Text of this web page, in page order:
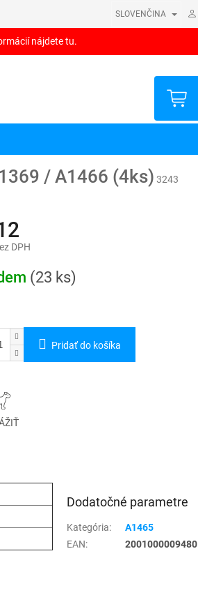
SLOVENČINA
nájdete tu.
/ A1466 (4ks) 3243
DPH
(23 ks)
Pridať do košíka
Dodatočné parametre
Kategória:
A1465
EAN: 2001000009480